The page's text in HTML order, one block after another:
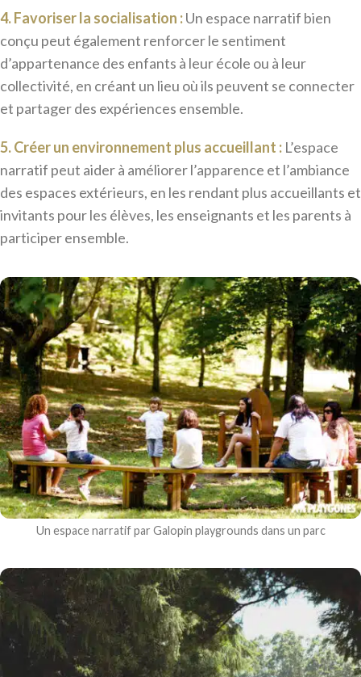
4. Favoriser la socialisation :Un espace narratif bien
conçu peut également renforcer le sentiment
d’appartenance des enfants à leur école ou à leur
collectivité, en créant un lieu où ils peuvent se connecter
et partager des expériences ensemble.
5. Créer un environnement plus accueillant : L’espace
narratif peut aider à améliorer l’apparence et l’ambiance
des espaces extérieurs, en les rendant plus accueillants et
invitants pour les élèves, les enseignants et les parents à
participer ensemble.
Un espace narratif par Galopin playgrounds dans un parc